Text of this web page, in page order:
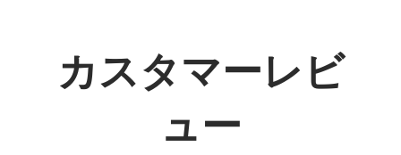
カスタマーレビ
ュー